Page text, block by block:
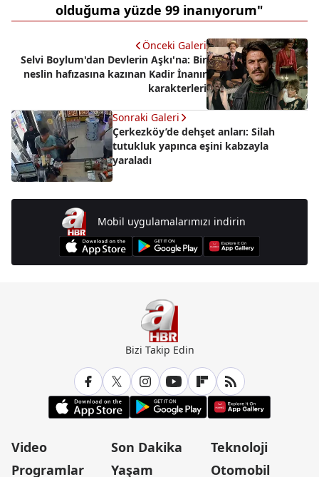
olduğuma yüzde 99 inanıyorum"
Önceki Galeri
Selvi Boylum'dan Devlerin Aşkı'na: Bir
neslin hafızasına kazınan Kadir İnanır
karakterleri
Sonraki Galeri
Çerkezköy’de dehşet anları: Silah
tutukluk yapınca eşini kabzayla
yaraladı
Mobil uygulamalarımızı indirin
Bizi Takip Edin
Video
Programlar
Son Dakika
Yaşam
Teknoloji
Otomobil